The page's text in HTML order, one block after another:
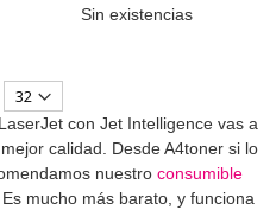
Sin existencias
con Jet Intelligence vas a
calidad. Desde A4toner si lo
nuestro consumible
mucho más barato, y funciona